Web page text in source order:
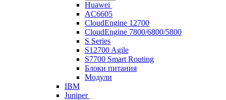
Huawei
AC6605
CloudEngine 12700
CloudEngine 7800/6800/5800
S Series
S12700 Agile
S7700 Smart Routing
Блоки питания
Модули
IBM
Juniper